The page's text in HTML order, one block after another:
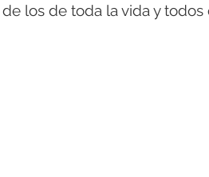
los de toda la vida y todos